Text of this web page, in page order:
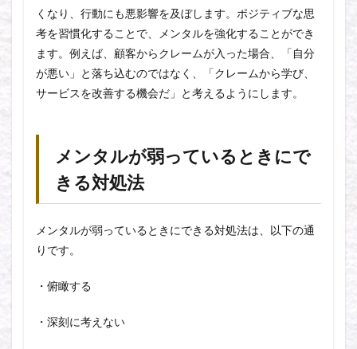
くなり、行動にも悪影響を及ぼします。ポジティブな思
考を習慣化することで、メンタルを強化することができ
ます。例えば、顧客からクレームが入った場合、「自分
が悪い」と落ち込むのではなく、「クレームから学び、
サービスを改善する機会だ」と考えるようにします。
メンタルが弱っているときにで
きる対処法
メンタルが弱っているときにできる対処法は、以下の通
りです。
・俯瞰する
・深刻に考えない